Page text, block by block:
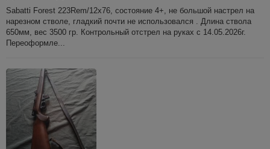
Sabatti Forest 223Rem/12x76, состояние 4+, не большой настрел на
нарезном стволе, гладкий почти не использовался . Длина ствола
650мм, вес 3500 гр. Контрольный отстрел на руках с 14.05.2026г.
Переоформле...